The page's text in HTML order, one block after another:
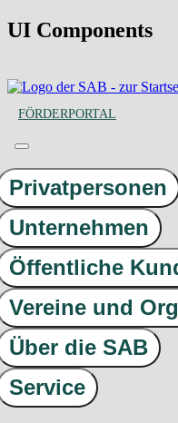
UI Components
FÖRDERPORTAL
Privatpersonen
Unternehmen
Öffentliche
Vereine und
Über die SAB
Service